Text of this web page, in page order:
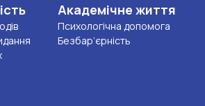
Академічне життя
Психологічна допомога
Безбар’єрність